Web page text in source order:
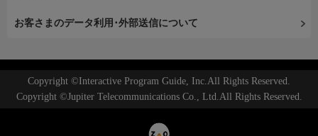
お客さまのデータ利用･外部送信について
Copyright ©Interactive Program Guide, Inc.All Rights Reserved.
Copyright ©Jupiter Telecommunications Co., Ltd.All Rights Reserved.